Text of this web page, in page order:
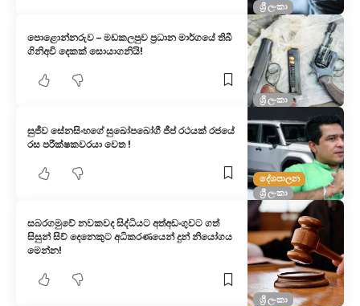
ශ්‍රී ලංකා
ශ්‍රී ලංකා
පොළොන්නරුව – මඩකලපුව ප්‍රධාන මාර්ගයේ තිබී
ගිනිඅවි දෙකක් සොයාගනියි!
දේශපාලන
ශ්‍රී ලංකා
සුජීව සේනසිංහගේ සුඛෝපබෝගී ජීප් රථයක් රජයේ
රස පරීක්ෂකවරයා වෙත !
ශ්‍රී ලංකා
සබරගමුවේ නවකව​ද සිද්ධියට අත්අඩංගුවට ගත්
සිසුන් සිව් දෙනෙකු​ට අධිකරණයෙන් දුන් නියෝගය
මෙන්න!